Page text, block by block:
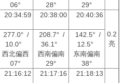
06°
28°
29°
20:34:59 20:38:00 20:40:36
0.2
亮
277.0° /
10.0°
西北偏西
07°
208.7° /
36.1°
西南偏南
29°
142.5° /
12.5°
东南偏南
38°
21:16:12 21:17:16 21:18:13